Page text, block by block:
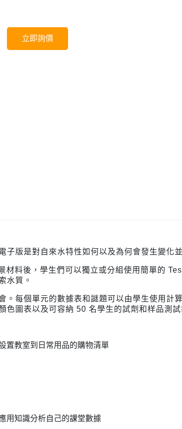
立即詢價
子版是對自來水特性如何以及為何會發生變化
材料後，學生們可以獨立或分組使用簡單的
水質。
。 每個單元的數據表和謎題可以由學生使用計
色圖表以及可容納 50 名學生的試劑和样品測試
置教室到日常用品的購物清單
用知識分析自己的課堂數據